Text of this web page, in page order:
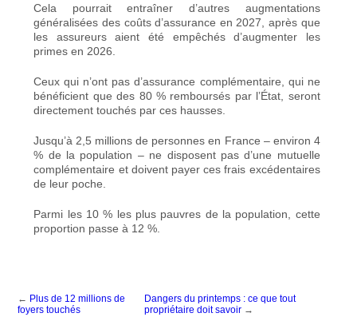
Cela pourrait entraîner d’autres augmentations
généralisées des coûts d’assurance en 2027, après que
les assureurs aient été empêchés d’augmenter les
primes en 2026.
Ceux qui n’ont pas d’assurance complémentaire, qui ne
bénéficient que des 80 % remboursés par l’État, seront
directement touchés par ces hausses.
Jusqu’à 2,5 millions de personnes en France – environ 4
% de la population – ne disposent pas d’une mutuelle
complémentaire et doivent payer ces frais excédentaires
de leur poche.
Parmi les 10 % les plus pauvres de la population, cette
proportion passe à 12 %.
← Plus de 12 millions de
foyers touchés
Dangers du printemps : ce que tout
propriétaire doit savoir→